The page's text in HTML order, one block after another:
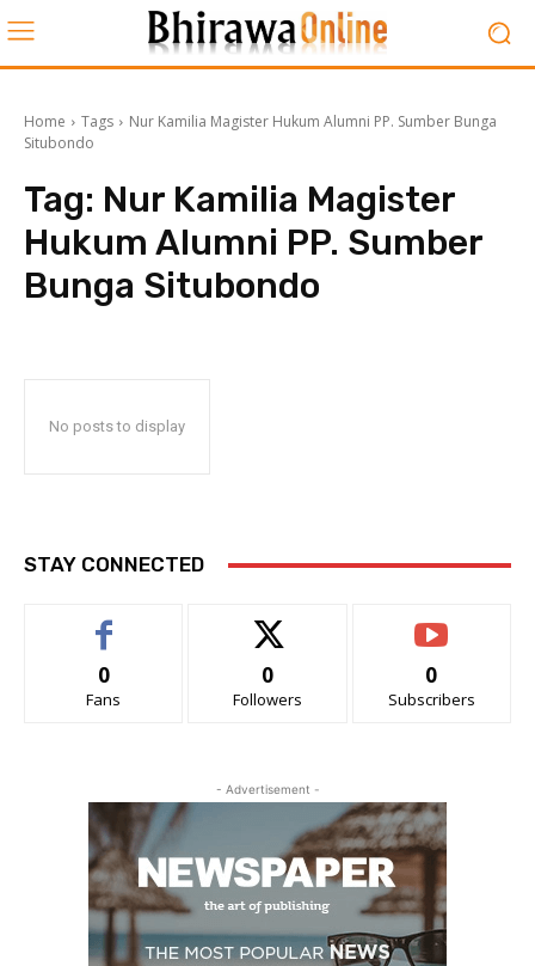
Home Tags
Nur Kamilia Magister Hukum Alumni PP. Sumber Bunga
Situbondo
Tag: Nur Kamilia Magister
Hukum Alumni PP. Sumber
Bunga Situbondo
No posts to display
STAY CONNECTED
0
Fans
0
Followers
0
Subscribers
- Advertisement -